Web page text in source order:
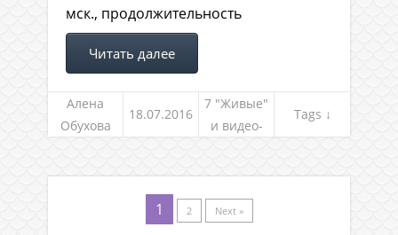
мск., продолжительность
Читать далее
Алена
Обухова
18.07.2016
7 "Живые"
и видео-
Tags ↓
1 2 Next »